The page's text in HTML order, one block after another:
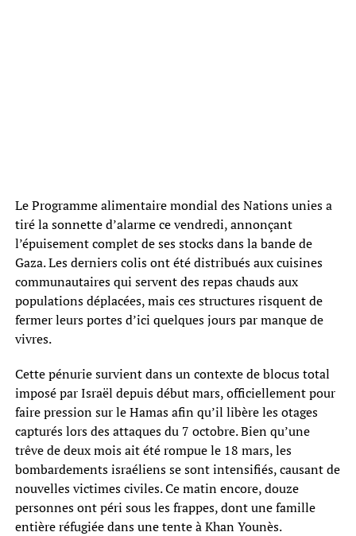
Le Programme alimentaire mondial des Nations unies a
tiré la sonnette d’alarme ce vendredi, annonçant
l’épuisement complet de ses stocks dans la bande de
Gaza. Les derniers colis ont été distribués aux cuisines
communautaires qui servent des repas chauds aux
populations déplacées, mais ces structures risquent de
fermer leurs portes d’ici quelques jours par manque de
vivres.
Cette pénurie survient dans un contexte de blocus total
imposé par Israël depuis début mars, officiellement pour
faire pression sur le Hamas afin qu’il libère les otages
capturés lors des attaques du 7 octobre. Bien qu’une
trêve de deux mois ait été rompue le 18 mars, les
bombardements israéliens se sont intensifiés, causant de
nouvelles victimes civiles. Ce matin encore, douze
personnes ont péri sous les frappes, dont une famille
entière réfugiée dans une tente à Khan Younès.